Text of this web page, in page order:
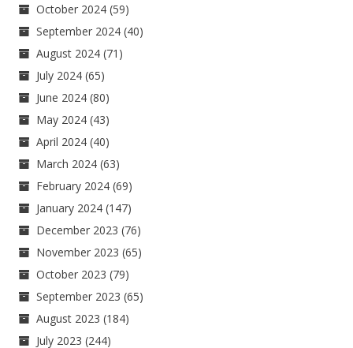
October 2024 (59)
September 2024 (40)
August 2024 (71)
July 2024 (65)
June 2024 (80)
May 2024 (43)
April 2024 (40)
March 2024 (63)
February 2024 (69)
January 2024 (147)
December 2023 (76)
November 2023 (65)
October 2023 (79)
September 2023 (65)
August 2023 (184)
July 2023 (244)